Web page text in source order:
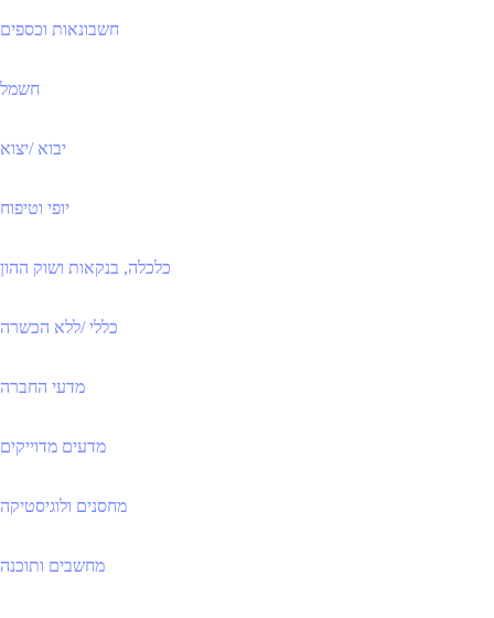
חשבונאות וכספים
חשמל
יבוא /יצוא
יופי וטיפוח
כלכלה, בנקאות ושוק ההון
כללי /ללא הכשרה
מדעי החברה
מדעים מדוייקים
מחסנים ולוגיסטיקה
מחשבים ותוכנה